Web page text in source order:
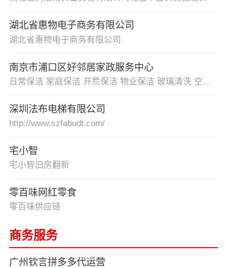
湖北省惠物电子商务有限公司
湖北省惠物电子商务有限公司
南京市浦口区好邻居家政服务中心
日常保洁 家庭保洁 开荒保洁 物业保洁 玻璃清洗 空调清洗 地毯清洗 沙发清洗 油烟机清洗 地板打蜡 石材翻新
深圳法布电梯有限公司
http://www.szfabudt.com/
宅小智
宅小智旧房翻新
零百味网红零食
零百味供应链
商务服务
广州钦言拼多多代运营